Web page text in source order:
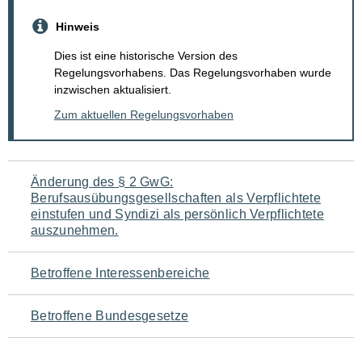
Hinweis
Dies ist eine historische Version des
Regelungsvorhabens. Das Regelungsvorhaben wurde
inzwischen aktualisiert.
Zum aktuellen Regelungsvorhaben
Navigation
für
den
Seiteninhalt
Änderung des § 2 GwG:
Berufsausübungsgesellschaften als Verpflichtete
einstufen und Syndizi als persönlich Verpflichtete
auszunehmen.
Betroffene Interessenbereiche
Betroffene Bundesgesetze